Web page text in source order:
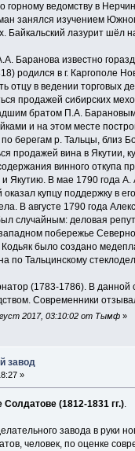
ведомству в
занялся изучением
Байкальский лазурит шёл
Баранова известно
родился в г. Каргополе
отцу в ведении торговых
продажей сибирских
братом П.А. Барановым
и на этом месте
берегам р. Тальцы,
продажей вина в Якутии,
винного
Якутию. В мае 1790 года А.
купцу поддержку в
В августе 1790 года
случайным: де­ловая
побережье
было создано
по Тальцинскому
(1783-1786). В
Современники
2017, 03:10:02 от Тымф»
завод
»
(1812-1831 гг.).
завода в руки
человек, по оценке